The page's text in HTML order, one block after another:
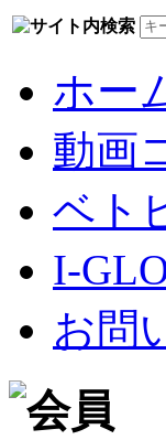
ホー
動画
ベト
I-
お問